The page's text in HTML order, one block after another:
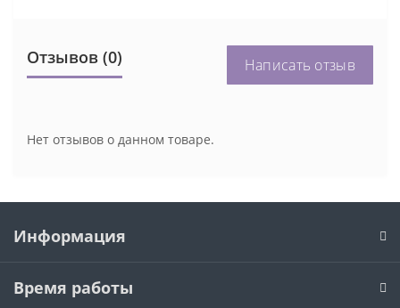
Отзывов (0) Написать отзыв
Нет отзывов о данном товаре.
Информация
Время работы